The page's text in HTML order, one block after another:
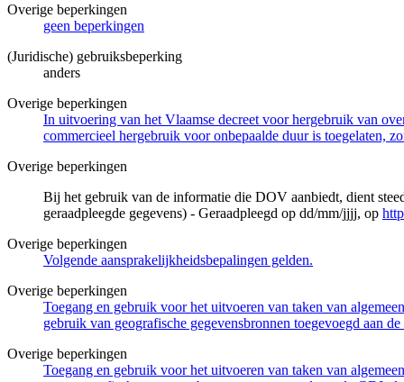
Overige beperkingen
geen beperkingen
(Juridische) gebruiksbeperking
anders
Overige beperkingen
In uitvoering van het Vlaamse decreet voor hergebruik van
commercieel hergebruik voor onbepaalde duur is toegelaten,
Overige beperkingen
Bij het gebruik van de informatie die DOV aanbiedt, dient
geraadpleegde gegevens) - Geraadpleegd op dd/mm/jjjj, op
Overige beperkingen
Volgende aansprakelijkheidsbepalingen gelden.
Overige beperkingen
Toegang en gebruik voor het uitvoeren van taken van
gebruik van geografische gegevensbronnen toegevoegd aan
Overige beperkingen
Toegang en gebruik voor het uitvoeren van taken van